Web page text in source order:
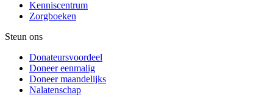
Kenniscentrum
Zorgboeken
Steun ons
Donateursvoordeel
Doneer eenmalig
Doneer maandelijks
Nalatenschap